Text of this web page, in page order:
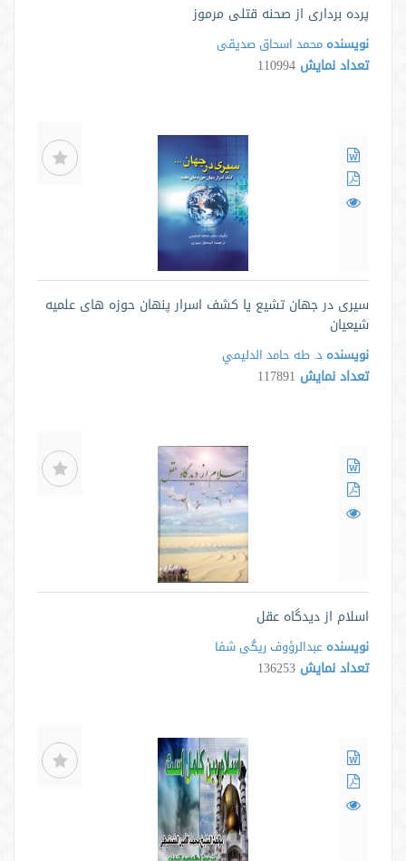
پرده برداری از صحنه قتلی مرموز
نویسنده محمد اسحاق صدیقی
تعداد نمایش 110994
سیری در جهان تشیع یا کشف اسرار پنهان حوزه های علمیه
شیعیان
نویسنده د. طه حامد الدليمي
تعداد نمایش 117891
اسلام از دیدگاه عقل
نویسنده عبدالرؤوف ریگی شفا
تعداد نمایش 136253